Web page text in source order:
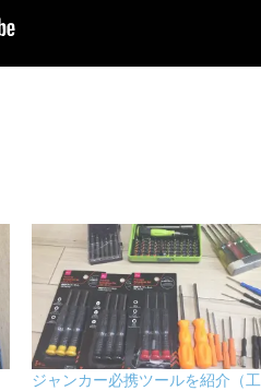
ジャンカー必携ツールを紹介（工